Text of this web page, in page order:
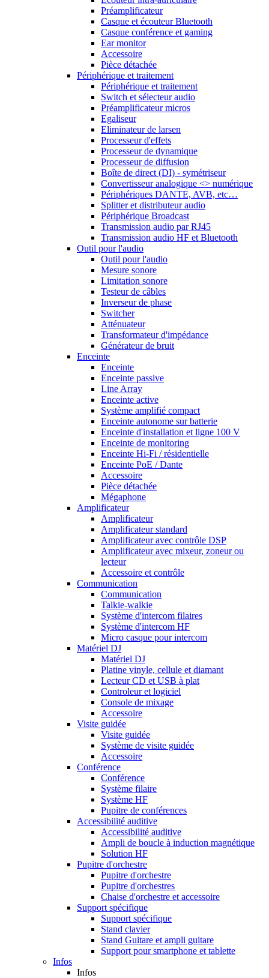
Préamplificateur
Casque et écouteur Bluetooth
Casque conférence et gaming
Ear monitor
Accessoire
Pièce détachée
Périphérique et traitement
Périphérique et traitement
Switch et sélecteur audio
Préamplificateur micros
Egaliseur
Eliminateur de larsen
Processeur d'effets
Processeur de dynamique
Processeur de diffusion
Boîte de direct (DI) - symétriseur
Convertisseur analogique <> numérique
Périphériques DANTE, AVB, etc…
Splitter et distributeur audio
Périphérique Broadcast
Transmission audio par RJ45
Transmission audio HF et Bluetooth
Outil pour l'audio
Outil pour l'audio
Mesure sonore
Limitation sonore
Testeur de câbles
Inverseur de phase
Switcher
Atténuateur
Transformateur d'impédance
Générateur de bruit
Enceinte
Enceinte
Enceinte passive
Line Array
Enceinte active
Système amplifié compact
Enceinte autonome sur batterie
Enceinte d'installation et ligne 100 V
Enceinte de monitoring
Enceinte Hi-Fi / résidentielle
Enceinte PoE / Dante
Accessoire
Pièce détachée
Mégaphone
Amplificateur
Amplificateur
Amplificateur standard
Amplificateur avec contrôle DSP
Amplificateur avec mixeur, zoneur ou
lecteur
Accessoire et contrôle
Communication
Communication
Talkie-walkie
Système d'intercom filaires
Système d'intercom HF
Micro casque pour intercom
Matériel DJ
Matériel DJ
Platine vinyle, cellule et diamant
Lecteur CD et USB à plat
Controleur et logiciel
Console de mixage
Accessoire
Visite guidée
Visite guidée
Système de visite guidée
Accessoire
Conférence
Conférence
Système filaire
Système HF
Pupitre de conférences
Accessibilité auditive
Accessibilité auditive
Ampli de boucle à induction magnétique
Solution HF
Pupitre d'orchestre
Pupitre d'orchestre
Pupitre d'orchestres
Chaise d'orchestre et accessoire
Support spécifique
Support spécifique
Stand clavier
Stand Guitare et ampli guitare
Support pour smartphone et tablette
Infos
Infos